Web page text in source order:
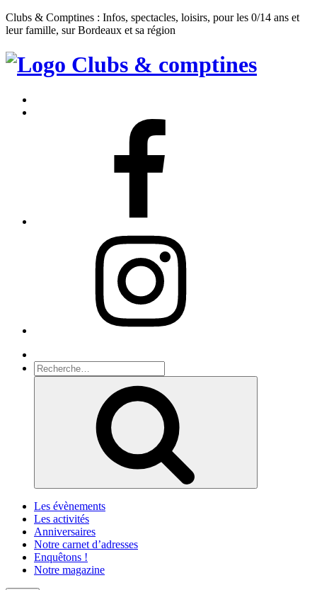
Clubs & Comptines : Infos, spectacles, loisirs, pour les 0/14 ans et
leur famille, sur Bordeaux et sa région
Clubs
Comptines
Recherche
pour
Les évènements
Les activités
Anniversaires
Notre carnet d’adresses
Enquêtons !
Notre magazine